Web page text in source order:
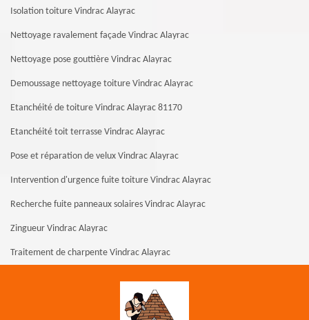
Isolation toiture Vindrac Alayrac
Nettoyage ravalement façade Vindrac Alayrac
Nettoyage pose gouttière Vindrac Alayrac
Demoussage nettoyage toiture Vindrac Alayrac
Etanchéité de toiture Vindrac Alayrac 81170
Etanchéité toit terrasse Vindrac Alayrac
Pose et réparation de velux Vindrac Alayrac
Intervention d'urgence fuite toiture Vindrac Alayrac
Recherche fuite panneaux solaires Vindrac Alayrac
Zingueur Vindrac Alayrac
Traitement de charpente Vindrac Alayrac